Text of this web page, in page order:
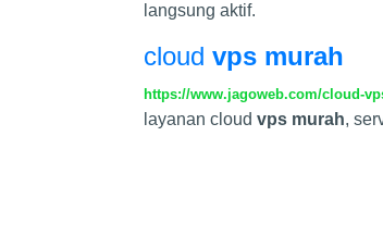
langsung aktif.
cloud vps murah
https://www.jagoweb.com/cloud-
layanan cloud vps murah,